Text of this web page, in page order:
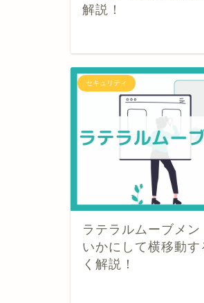
解説！
セキュリティ
ラテラルムーブメ
いかにして横移動
く解説！